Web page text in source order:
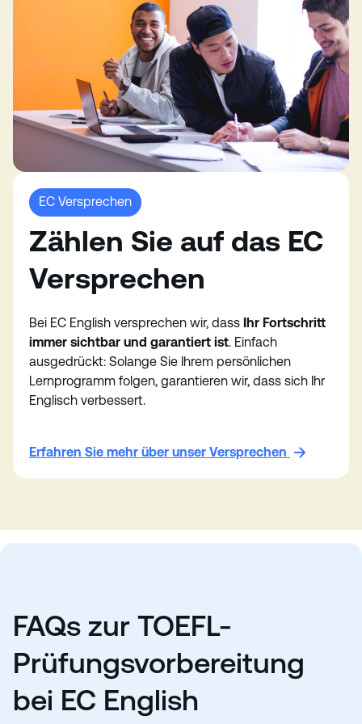
EC Versprechen
Zählen Sie auf das EC
Versprechen
Bei EC English versprechen wir, dass Ihr Fortschritt
immer sichtbar und garantiert ist. Einfach
ausgedrückt: Solange Sie Ihrem persönlichen
Lernprogramm folgen, garantieren wir, dass sich Ihr
Englisch verbessert.
Erfahren Sie mehr über unser Versprechen
FAQs zur TOEFL-
Prüfungsvorbereitung
bei EC English